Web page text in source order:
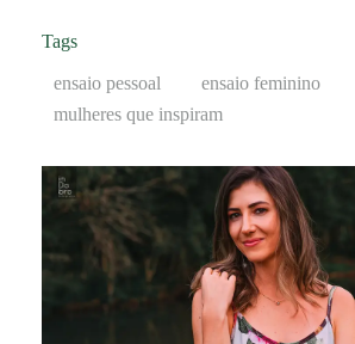
Tags
ensaio pessoal ensaio feminino
mulheres que inspiram